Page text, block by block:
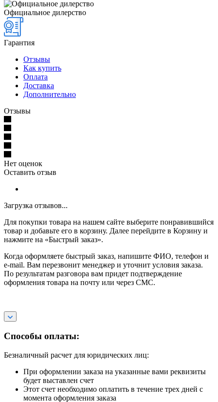
Официальное дилерство
Гарантия
Отзывы
Как купить
Оплата
Доставка
Дополнительно
Отзывы
Нет оценок
Оставить отзыв
Загрузка отзывов...
Для покупки товара на нашем сайте выберите понравившийся
товар и добавьте его в корзину. Далее перейдите в Корзину и
нажмите на «Быстрый заказ».
Когда оформляете быстрый заказ, напишите ФИО, телефон и
e-mail. Вам перезвонит менеджер и уточнит условия заказа.
По результатам разговора вам придет подтверждение
оформления товара на почту или через СМС.
Способы оплаты:
Безналичный расчет для юридических лиц:
При оформлении заказа на указанные вами реквизиты
будет выставлен счет
Этот счет необходимо оплатить в течение трех дней с
момента оформления заказа